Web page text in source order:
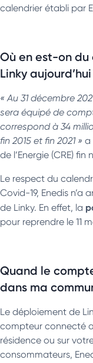
calendrier établi par
Où en est-on
Linky aujourd’hui
« Au 31 décembre
sera équipé de
correspond à 34
fin 2015 et fin 2021 » a
de l’Energie (CRE) fin
Le respect du
Covid-19, Enedis n’a
de Linky. En effet, la
pour reprendre le 11
Quand le
dans ma
Le déploiement de
compteur connecté
résidence ou sur
consommateurs,